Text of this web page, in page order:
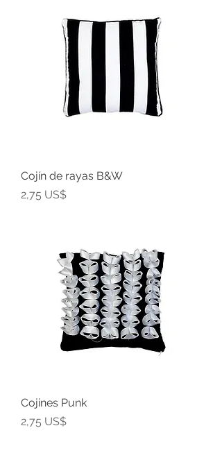
Cojín de rayas B&W
Precio
2,75 US$
Cojines Punk
Precio
2,75 US$